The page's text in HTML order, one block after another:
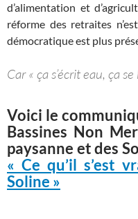
d’alimentation et
réforme des retraites
démocratique est plus
Car « ça s’écrit eau, ça
Voici le
Bassines Non
paysanne et des
« Ce qu’il s’est
Soline »